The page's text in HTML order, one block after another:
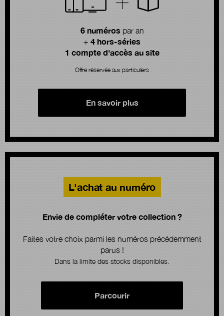
6 numérospar an
+ 4 hors-séries
1 compte d'accès au site
Offre réservée aux particuliers
En savoir plus
L'achat au numéro
Envie de compléter votre collection ?
Faites votre choix parmi les numéros précédemment
parus !
Dans la limite des stocks disponibles.
Parcourir